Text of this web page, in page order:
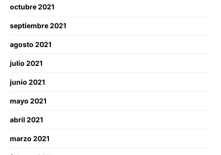
octubre 2021
septiembre 2021
agosto 2021
julio 2021
junio 2021
mayo 2021
abril 2021
marzo 2021